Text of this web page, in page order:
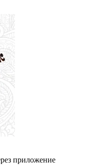
приложение